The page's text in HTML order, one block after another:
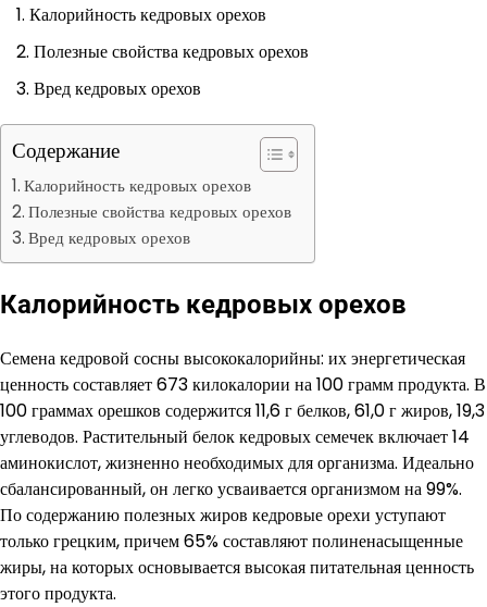
Калорийность кедровых орехов
Полезные свойства кедровых орехов
Вред кедровых орехов
Содержание
Калорийность кедровых орехов
Полезные свойства кедровых орехов
Вред кедровых орехов
Калорийность кедровых орехов
Семена кедровой сосны высококалорийны: их энергетическая
ценность составляет 673 килокалории на 100 грамм продукта. В
100 граммах орешков содержится 11,6 г белков, 61,0 г жиров, 19,3
углеводов. Растительный белок кедровых семечек включает 14
аминокислот, жизненно необходимых для организма. Идеально
сбалансированный, он легко усваивается организмом на 99%.
По содержанию полезных жиров кедровые орехи уступают
только грецким, причем 65% составляют полиненасыщенные
жиры, на которых основывается высокая питательная ценность
этого продукта.